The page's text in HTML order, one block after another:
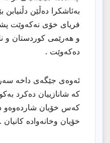
بەئاشکرا دەڵێن دڵنیابن
فریای خۆی نەکەوێت
و هەرێمی کوردستان و
دەکەوێت .
ئەوەی جێگەی داخە
کە شانازییان دەکرد
کەس خۆیان شاردەوەو
خۆیان وخانەوادە کانیان .